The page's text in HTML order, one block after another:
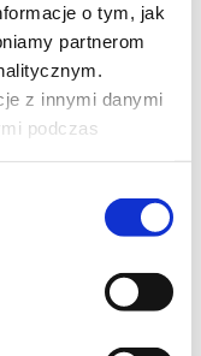
o tym, jak
partnerom
z innymi danymi
podczas
że nie jest sam i
ratunku,